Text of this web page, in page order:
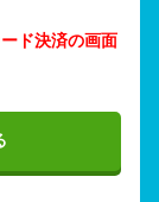
ド決済の画面